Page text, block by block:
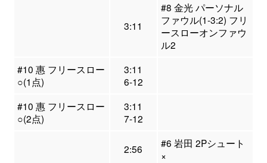
3:11
#8 金光 パーソナル
ファウル(1-3:2) フリ
ースローオンファウ
ル2
#10 惠 フリースロー
○(1点)
3:11
6-12
#10 惠 フリースロー
○(2点)
3:11
7-12
2:56
#6 岩田 2Pシュート
×